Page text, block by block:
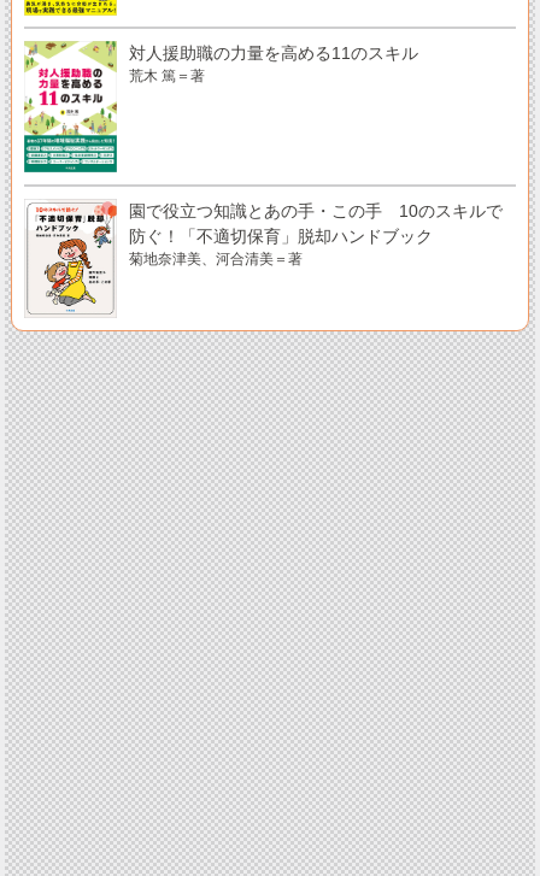
対人援助職の力量を高める11のスキル
荒木 篤＝著
園で役立つ知識とあの手・この手 10のスキルで
防ぐ！「不適切保育」脱却ハンドブック
菊地奈津美、河合清美＝著